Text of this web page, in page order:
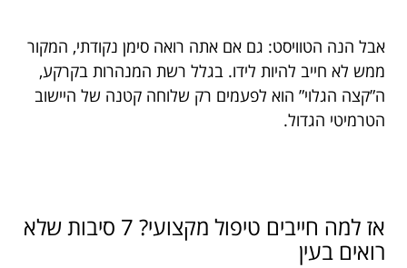
אבל הנה הטוויסט: גם אם אתה רואה סימן נקודתי, המקור
ממש לא חייב להיות לידו. בגלל רשת המנהרות בקרקע,
ה”קצה הגלוי” הוא לפעמים רק שלוחה קטנה של היישוב
הטרמיטי הגדול.
אז למה חייבים טיפול מקצועי? 7 סיבות שלא
רואים בעין